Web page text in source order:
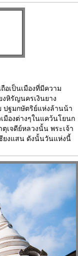
อเป็นเมืองที่มีความ
หิรัญนครเงินยาง
ปฐมกษัตริย์แห่งล้านน้า
มืองต่างๆในแคว้นโยนก
เจดีย์หลวงนั้น พระเจ้า
ยงแสน ดังนั้นวันแห่งนี้